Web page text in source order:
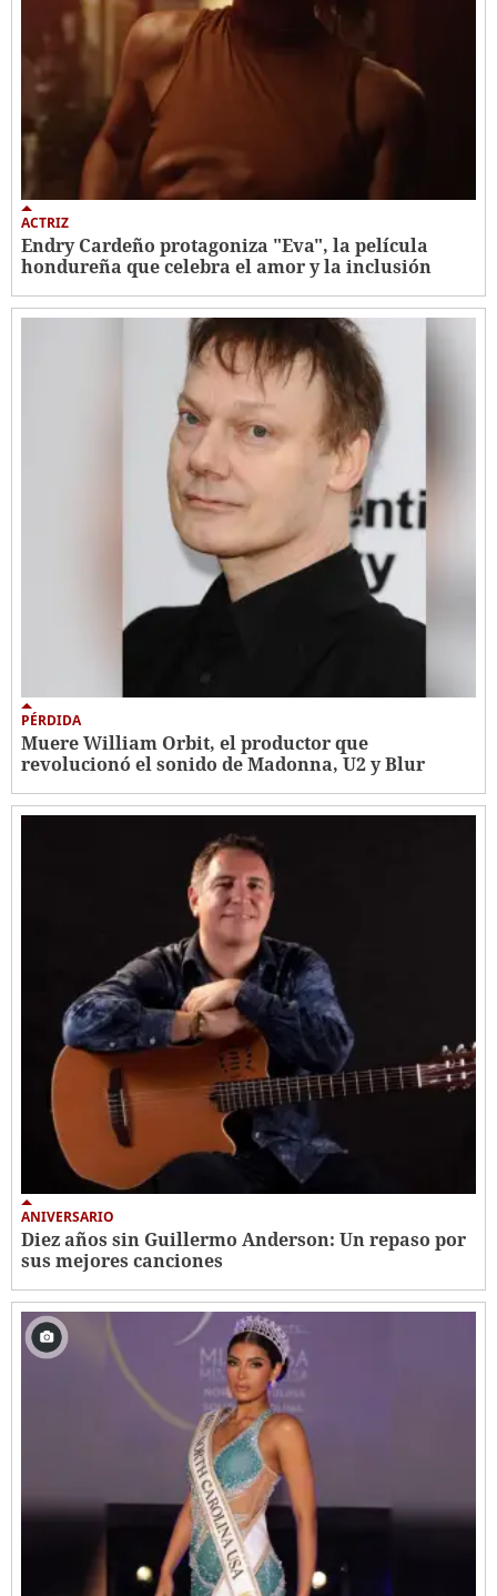
ACTRIZ
Endry Cardeño protagoniza "Eva", la película
hondureña que celebra el amor y la inclusión
PÉRDIDA
Muere William Orbit, el productor que
revolucionó el sonido de Madonna, U2 y Blur
ANIVERSARIO
Diez años sin Guillermo Anderson: Un repaso por
sus mejores canciones